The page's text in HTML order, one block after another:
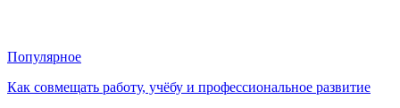
Популярное
Как совмещать работу, учёбу и профессиональное развитие